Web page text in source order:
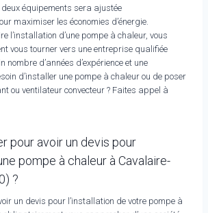
équipements sera ajustée
maximiser les économies d’énergie.
l’installation d’une pompe à chaleur, vous
vous tourner vers une entreprise qualifiée
nombre d’années d’expérience et une
d’installer une pompe à chaleur ou de poser
ou ventilateur convecteur ? Faites appel à
pour avoir un devis pour
pompe à chaleur à Cavalaire-
?
un devis pour l’installation de votre pompe à